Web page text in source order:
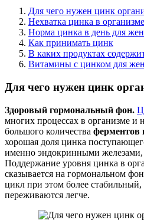
Для чего нужен цинк
Нехватка цинка в
Норма цинка в день для
Как принимать цинк
В каких продуктах
Витамины с цинком для
Для чего нужен цинк
Здоровый гормональный фон.
многих процессах в организме и
большого количества ферментов
хорошая доля цинка
именно эндокринными
Поддержание уровня цинка в
сказывается на гормональном
цикл при этом более стабильный,
переживаются легче.